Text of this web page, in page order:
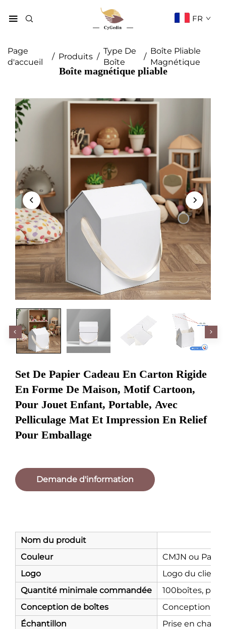
FR
Page
d'accueil
/ Produits /
Type De
Boîte
/
Boîte Pliable
Magnétique
Boîte magnétique pliable
Set De Papier Cadeau En Carton Rigide
En Forme De Maison, Motif Cartoon,
Pour Jouet Enfant, Portable, Avec
Pelliculage Mat Et Impression En Relief
Pour Emballage
Demande d'information
Nom du produit
Couleur
CMJN ou
Logo
Logo du client
Quantité minimale commandée
100boîtes,
Conception de boîtes
Conception
Échantillon
Prise en